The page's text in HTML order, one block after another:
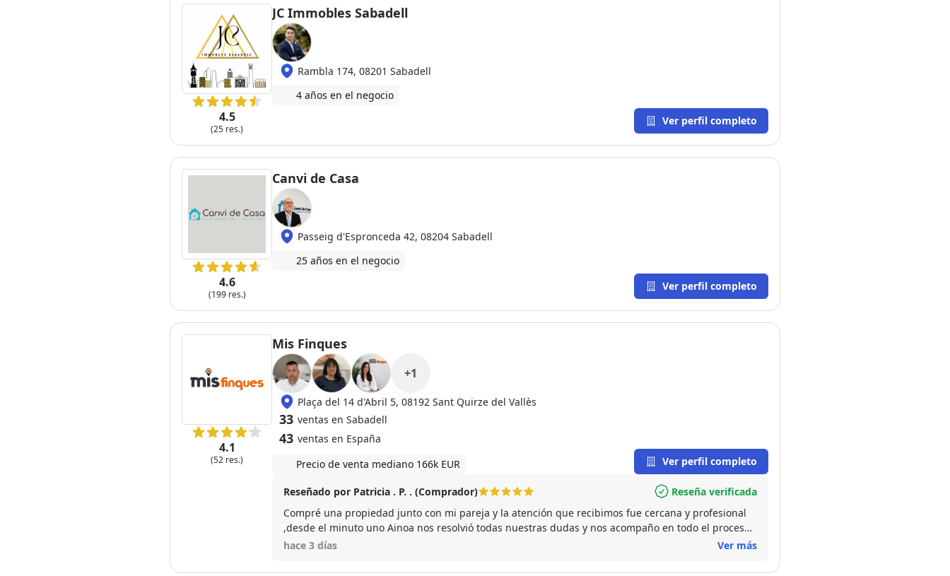
4.5
(25 res.)
JC Immobles Sabadell
Rambla 174, 08201 Sabadell
4 años en el negocio
Ver perfil completo
4.6
(199 res.)
Canvi de Casa
Passeig d'Espronceda 42, 08204 Sabadell
25 años en el negocio
Ver perfil completo
4.1
(52 res.)
Mis Finques
+1
Plaça del 14 d'Abril 5, 08192 Sant Quirze del Vallès
33 ventas en Sabadell
43 ventas en España
Precio de venta mediano 166k EUR
Ver perfil completo
Reseñado por Patricia . P. . (Comprador)
Reseña verificada
Compré una propiedad junto con mi pareja y la atención que recibimos fue cercana y profesional
,desde el minuto uno Ainoa nos resolvió todas nuestras dudas y nos acompaño en todo el proceso.
Se nota que es una profesional de los pies a la cabeza. La hemos recomendado a varios de
suegro.
hace 3 días Ver más